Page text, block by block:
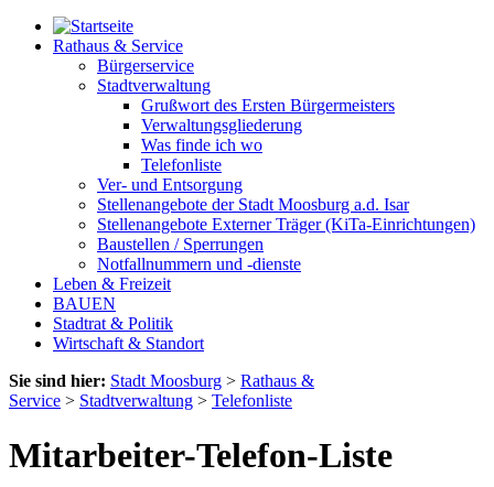
Rathaus & Service
Bürgerservice
Stadtverwaltung
Grußwort des Ersten Bürgermeisters
Verwaltungsgliederung
Was finde ich wo
Telefonliste
Ver- und Entsorgung
Stellenangebote der Stadt Moosburg a.d. Isar
Stellenangebote Externer Träger (KiTa-Einrichtungen)
Baustellen / Sperrungen
Notfallnummern und -dienste
Leben & Freizeit
BAUEN
Stadtrat & Politik
Wirtschaft & Standort
Sie sind hier: Stadt Moosburg > Rathaus &
Service > Stadtverwaltung > Telefonliste
Mitarbeiter-Telefon-Liste